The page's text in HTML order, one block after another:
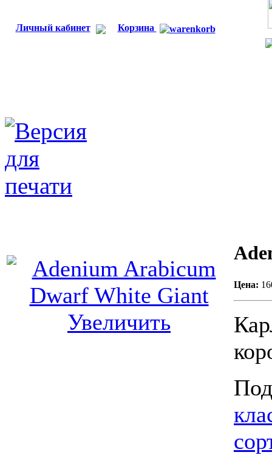
Личный кабинет Корзина
Увеличить
Цена: